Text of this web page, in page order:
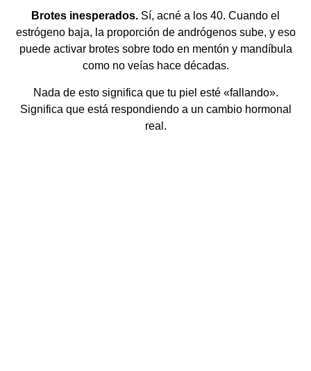
Brotes inesperados. Sí, acné a los 40. Cuando el
estrógeno baja, la proporción de andrógenos sube, y eso
puede activar brotes sobre todo en mentón y mandíbula
como no veías hace décadas.
Nada de esto significa que tu piel esté «fallando».
Significa que está respondiendo a un cambio hormonal
real.